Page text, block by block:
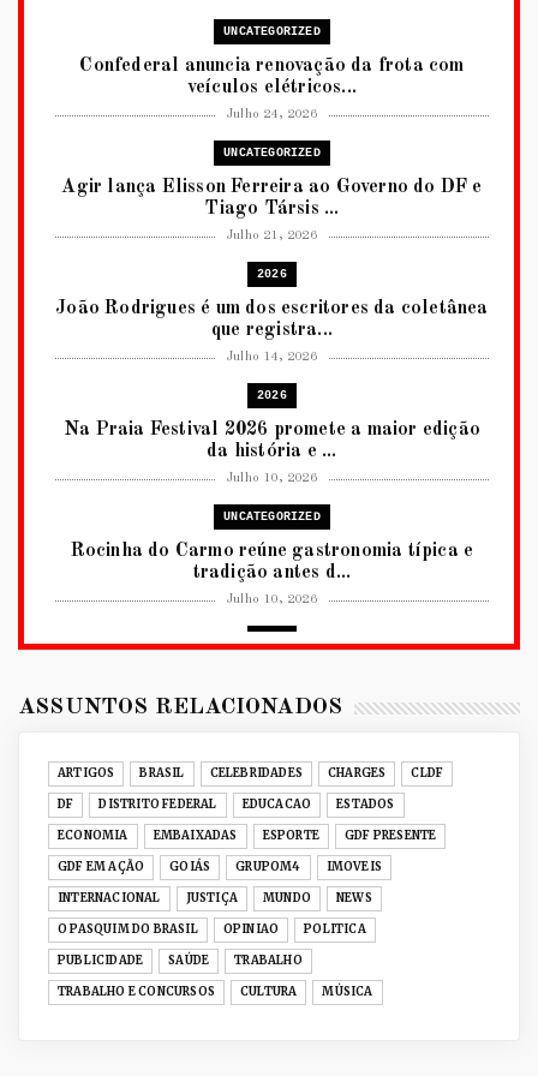
UNCATEGORIZED
Confederal anuncia renovação da frota com
veículos elétricos...
Julho 24, 2026
UNCATEGORIZED
Agir lança Elisson Ferreira ao Governo do DF e
Tiago Társis ...
Julho 21, 2026
2026
João Rodrigues é um dos escritores da coletânea
que registra...
Julho 14, 2026
2026
Na Praia Festival 2026 promete a maior edição
da história e ...
Julho 10, 2026
UNCATEGORIZED
Rocinha do Carmo reúne gastronomia típica e
tradição antes d...
Julho 10, 2026
BRASÍLIA COM CULTURA, DIPLOM...
UNCATEGORIZED
Senac-DF leva oficinas gastronômicas à 33ª
Expochê com recei...
Junho 15, 2026
ACERVO DIGITAL
Acervo histórico de O Pasquim ganha novas
edições digitais e...
Junho 14, 2026
GRUPOM4
ASSUNTOS RELACIONADOS
ARTIGOS BRASIL CELEBRIDADES CHARGES CLDF
DF DISTRITO FEDERAL EDUCACAO ESTADOS
ECONOMIA EMBAIXADAS ESPORTE GDF PRESENTE
GDF EM AÇÃO GOIÁS GRUPOM4 IMOVEIS
INTERNACIONAL JUSTIÇA MUNDO NEWS
O PASQUIM DO BRASIL OPINIAO POLITICA
PUBLICIDADE SAÚDE TRABALHO
TRABALHO E CONCURSOS CULTURA MÚSICA